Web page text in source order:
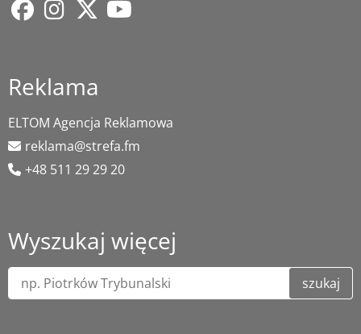
Reklama
ELTOM Agencja Reklamowa
reklama@strefa.fm
+48 511 29 29 20
Wyszukaj więcej
szukaj